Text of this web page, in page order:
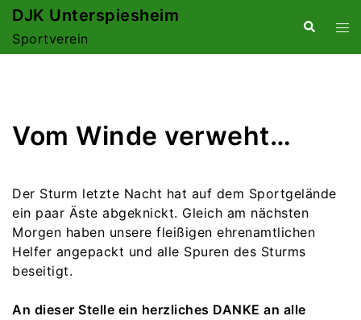
Zum
springen
DJK Unterspiesheim
Sportverein
Suche
Vom Winde verweht…
Der Sturm letzte Nacht hat auf dem Sportgelände
ein paar Äste abgeknickt. Gleich am nächsten
Morgen haben unsere fleißigen ehrenamtlichen
Helfer angepackt und alle Spuren des Sturms
beseitigt.
An dieser Stelle ein herzliches DANKE an alle